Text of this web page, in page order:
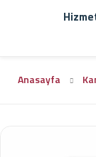
Anasayfa